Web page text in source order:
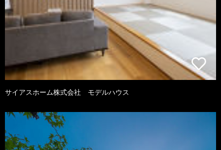
サイアスホーム株式会社 モデルハウス